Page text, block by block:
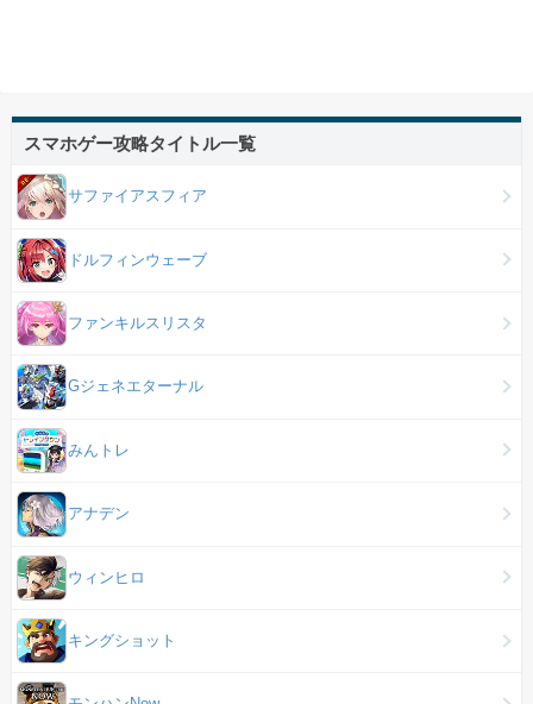
スマホゲー攻略タイトル一覧
サファイアスフィア
ドルフィンウェーブ
ファンキルスリスタ
Gジェネエターナル
みんトレ
アナデン
ウィンヒロ
キングショット